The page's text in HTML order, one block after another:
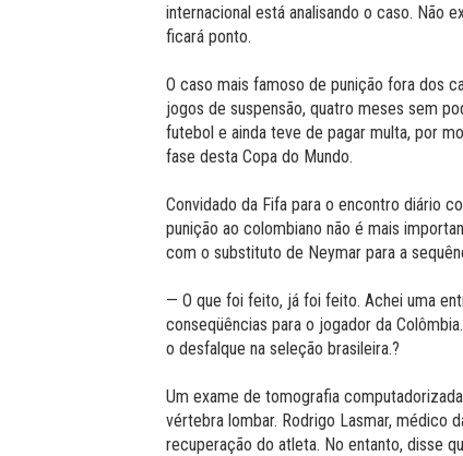
internacional está analisando o caso. Não
ficará ponto.
O caso mais famoso de punição fora dos
jogos de suspensão, quatro meses sem
futebol e ainda teve de pagar multa, por
fase desta Copa do Mundo.
Convidado da Fifa para o encontro diário
punição ao colombiano não é mais
com o substituto de Neymar para a
— O que foi feito, já foi feito. Achei uma
conseqüências para o jogador da
o desfalque na seleção brasileira.?
Um exame de tomografia
vértebra lombar. Rodrigo Lasmar, médico
recuperação do atleta. No entanto, disse